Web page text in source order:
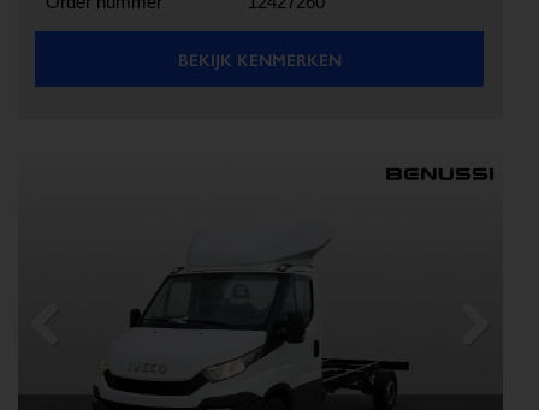
BEKIJK KENMERKEN